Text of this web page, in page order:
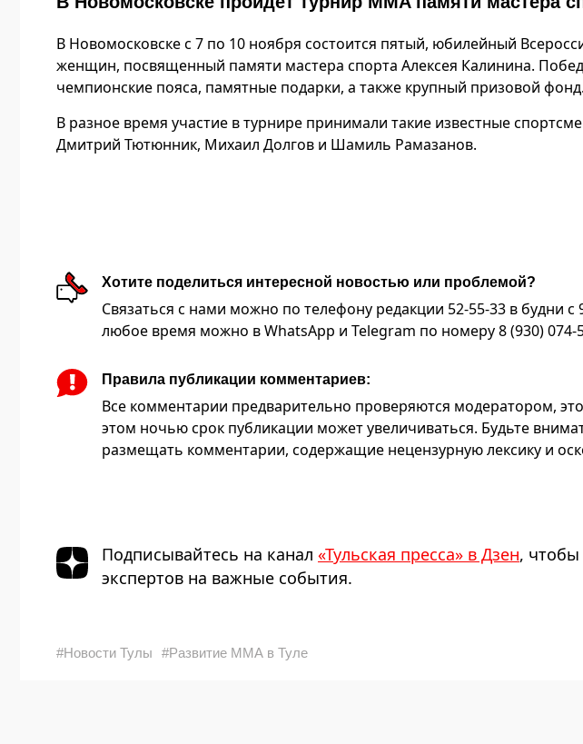
В Новомосковске с 7 по 10 ноября состоится пятый, юбилейный
женщин, посвященный памяти мастера спорта Алексея Калинина.
чемпионские пояса, памятные подарки, а также крупный призовой фонд.
В разное время участие в турнире принимали такие известные
Дмитрий Тютюнник, Михаил Долгов и Шамиль Рамазанов.
Хотите поделиться интересной новостью или проблемой?
Связаться с нами можно по телефону редакции 52-55-33 в будни с
любое время можно в WhatsApp и Telegram по номеру 8 (930) 074-
Правила публикации комментариев:
Все комментарии предварительно проверяются модератором,
этом ночью срок публикации может увеличиваться. Будьте
размещать комментарии, содержащие нецензурную лексику и
Подписывайтесь на канал «Тульская пресса» в Дзен, чтобы
экспертов на важные события.
#Новости Тулы #Развитие ММА в Туле